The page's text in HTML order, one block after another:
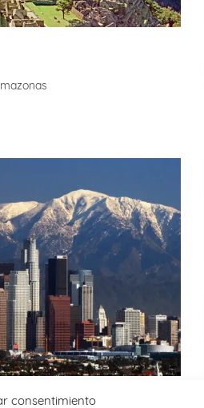
consentimiento